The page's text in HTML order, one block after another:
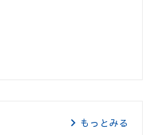
もっとみる